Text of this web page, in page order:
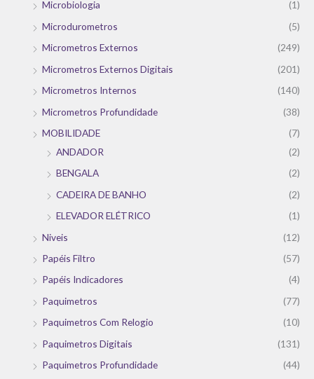
Microbiologia
(1)
Microdurometros
(5)
Micrometros Externos
(249)
Micrometros Externos Digitais
(201)
Micrometros Internos
(140)
Micrometros Profundidade
(38)
MOBILIDADE
(7)
ANDADOR
(2)
BENGALA
(2)
CADEIRA DE BANHO
(2)
ELEVADOR ELÉTRICO
(1)
Niveis
(12)
Papéis Filtro
(57)
Papéis Indicadores
(4)
Paquimetros
(77)
Paquimetros Com Relogio
(10)
Paquimetros Digitais
(131)
Paquimetros Profundidade
(44)